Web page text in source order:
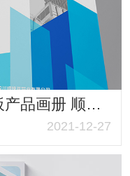
建筑材料艺术铝板铝单板产品画册 顺锐亚铝业产品画册
2021-12-27